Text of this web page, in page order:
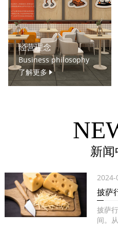
经营理念
Business philosophy
了解更多
新
2024-
披萨
披萨
间。